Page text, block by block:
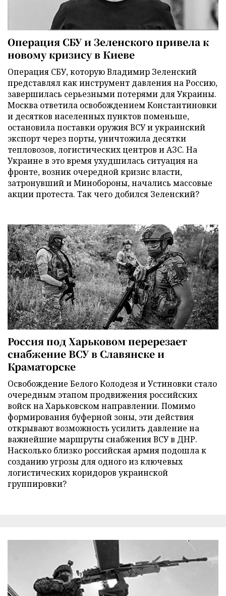
Операция СБУ и Зеленского привела к
новому кризису в Киеве
Операция СБУ, которую Владимир Зеленский
представлял как инструмент давления на Россию,
завершилась серьезными потерями для Украины.
Москва ответила освобождением Константиновки
и десятков населенных пунктов поменьше,
остановила поставки оружия ВСУ и украинский
экспорт через порты, уничтожила десятки
тепловозов, логистических центров и АЗС. На
Украине в это время ухудшилась ситуация на
фронте, возник очередной кризис власти,
затронувший и Минобороны, начались массовые
акции протеста. Так чего добился Зеленский?
Россия под Харьковом перерезает
снабжение ВСУ в Славянске и
Краматорске
Освобождение Белого Колодезя и Устиновки стало
очередным этапом продвижения российских
войск на Харьковском направлении. Помимо
формирования буферной зоны, эти действия
открывают возможность усилить давление на
важнейшие маршруты снабжения ВСУ в ДНР.
Насколько близко российская армия подошла к
созданию угрозы для одного из ключевых
логистических коридоров украинской
группировки?